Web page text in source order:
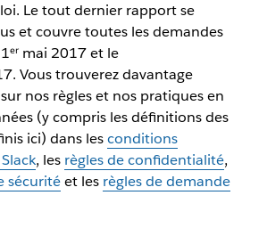
Le tout dernier rapport se
et couvre toutes les demandes
mai 2017 et le
Vous trouverez davantage
nos règles et nos pratiques en
(y compris les définitions des
ici) dans lesconditions
, les règles de confidentialité,
sécuritéet les règles de demande